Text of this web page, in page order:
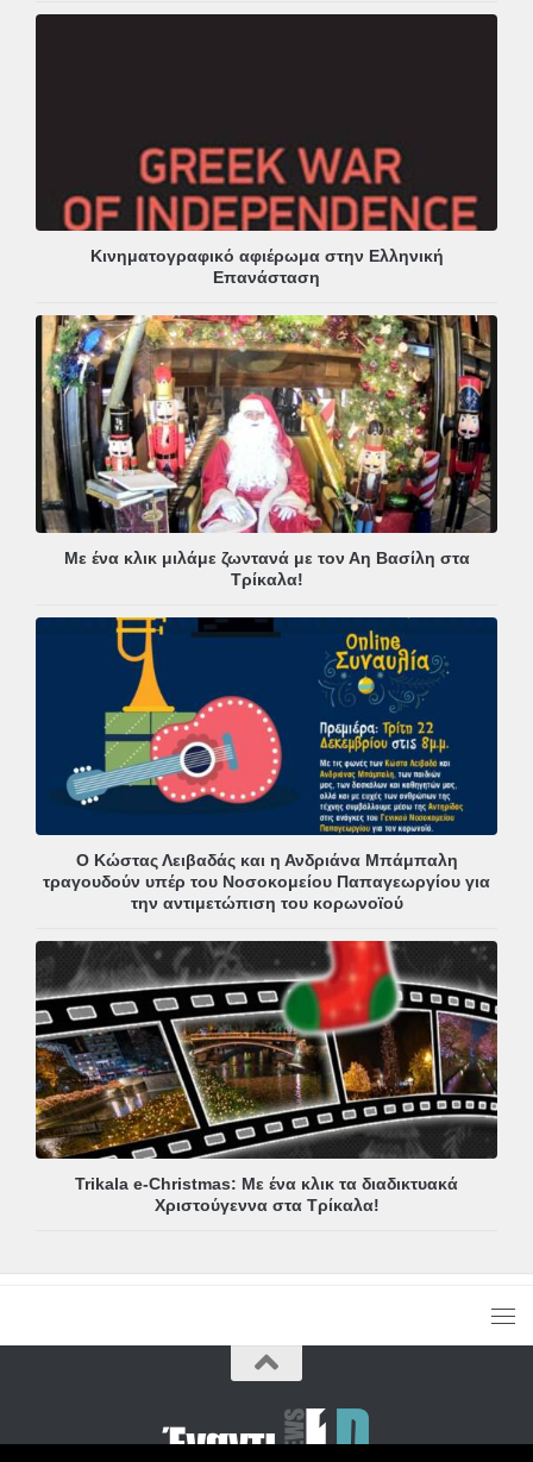
Κινηματογραφικό αφιέρωμα στην Ελληνική
Επανάσταση
Με ένα κλικ μιλάμε ζωντανά με τον Αη Βασίλη στα
Τρίκαλα!
Ο Κώστας Λειβαδάς και η Ανδριάνα Μπάμπαλη
τραγουδούν υπέρ του Νοσοκομείου Παπαγεωργίου για
την αντιμετώπιση του κορωνοϊού
Trikala e-Christmas: Με ένα κλικ τα διαδικτυακά
Χριστούγεννα στα Τρίκαλα!